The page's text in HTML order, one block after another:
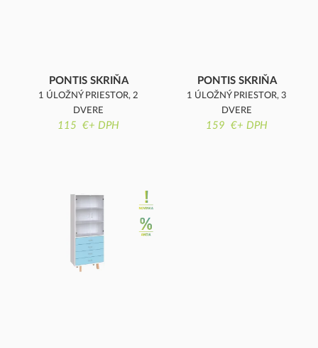
PONTIS SKRIŇA
1 ÚLOŽNÝ PRIESTOR, 2
DVERE
115 €+ DPH
PONTIS SKRIŇA
1 ÚLOŽNÝ PRIESTOR, 3
DVERE
159 €+ DPH